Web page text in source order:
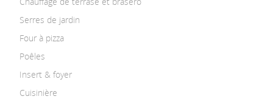
Serres de jardin
Four à pizza
Poêles
Insert & foyer
Cuisinière